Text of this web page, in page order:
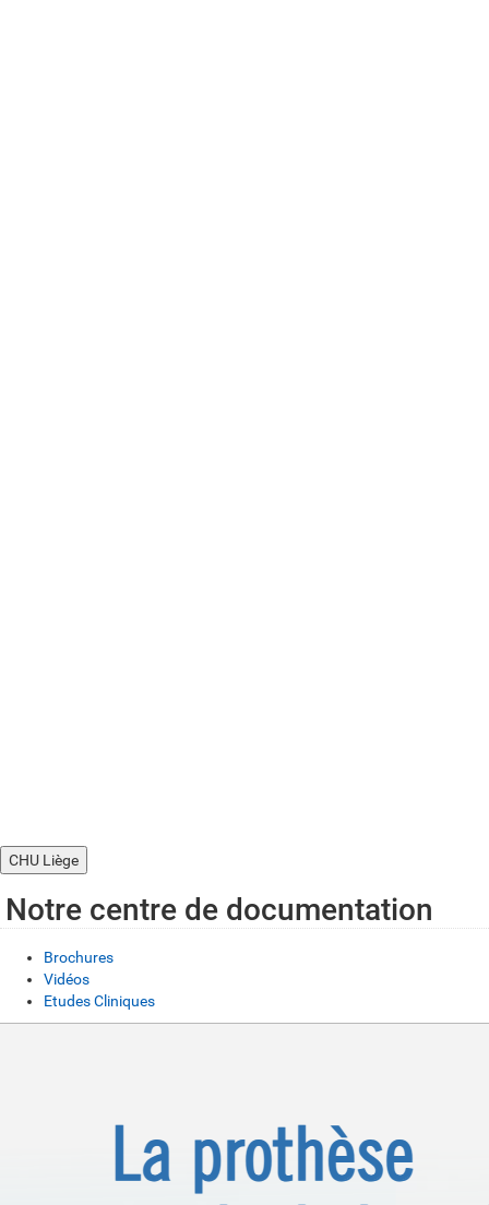
CHU Liège
Notre centre de documentation
Brochures
Vidéos
Etudes Cliniques